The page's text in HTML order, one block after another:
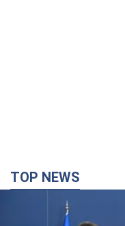
"Мы благодарны,